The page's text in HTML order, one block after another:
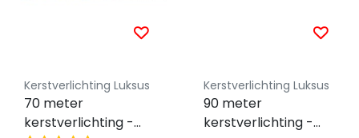
Kerstverlichting Luksus
70 meter
kerstverlichting -
Kerstverlichting Luksus
90 meter
kerstverlichting -